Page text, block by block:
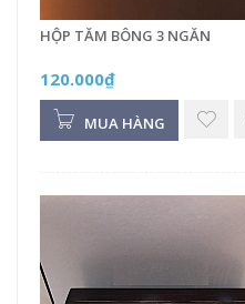
HỘP TĂM BÔNG 3 NGĂN
120.000₫
MUA HÀNG